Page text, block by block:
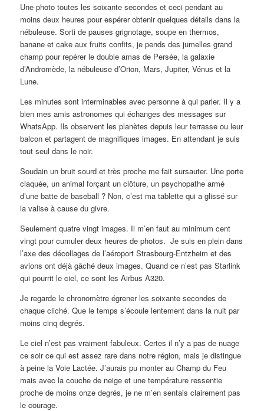
Une photo toutes les soixante secondes et ceci pendant au
moins deux heures pour espérer obtenir quelques détails dans la
nébuleuse. Sorti de pauses grignotage, soupe en thermos,
banane et cake aux fruits confits, je pends des jumelles grand
champ pour repérer le double amas de Persée, la galaxie
d’Andromède, la nébuleuse d’Orion, Mars, Jupiter, Vénus et la
Lune.
Les minutes sont interminables avec personne à qui parler. Il y a
bien mes amis astronomes qui échanges des messages sur
WhatsApp. Ils observent les planètes depuis leur terrasse ou leur
balcon et partagent de magnifiques images. En attendant je suis
tout seul dans le noir.
Soudain un bruit sourd et très proche me fait sursauter. Une porte
claquée, un animal forçant un clôture, un psychopathe armé
d’une batte de baseball ? Non, c’est ma tablette qui a glissé sur
la valise à cause du givre.
Seulement quatre vingt images. Il m’en faut au minimum cent
vingt pour cumuler deux heures de photos. Je suis en plein dans
l’axe des décollages de l’aéroport Strasbourg-Entzheim et des
avions ont déjà gâché deux images. Quand ce n’est pas Starlink
qui pourrit le ciel, ce sont les Airbus A320.
Je regarde le chronomètre égrener les soixante secondes de
chaque cliché. Que le temps s’écoule lentement dans la nuit par
moins cinq degrés.
Le ciel n’est pas vraiment fabuleux. Certes il n’y a pas de nuage
ce soir ce qui est assez rare dans notre région, mais je distingue
à peine la Voie Lactée. J’aurais pu monter au Champ du Feu
mais avec la couche de neige et une température ressentie
proche de moins onze degrés, je ne m’en sentais clairement pas
le courage.